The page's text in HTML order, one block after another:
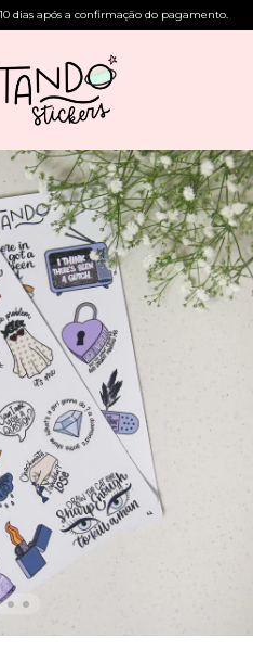
dias após a confirmação do pagamento.